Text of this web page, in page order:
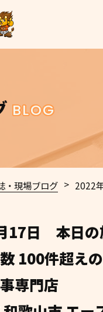
BLOG
・現場ブログ > 2022年12
17日 本日の
100件超え
専門店